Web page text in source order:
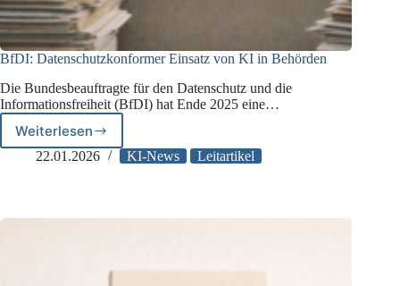
BfDI: Datenschutzkonformer Einsatz von KI in Behörden
Die Bundesbeauftragte für den Datenschutz und die
Informationsfreiheit (BfDI) hat Ende 2025 eine…
Weiterlesen
BfDI:
Datenschutzkonformer
in
22.01.2026 KI-News Leitartikel